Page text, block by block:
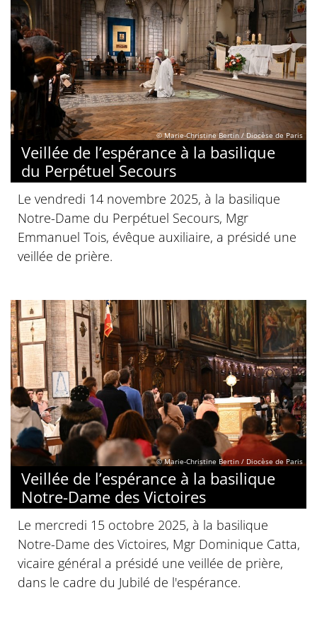
© Marie-Christine Bertin / Diocèse de Paris
Veillée de l’espérance à la basilique
du Perpétuel Secours
Le vendredi 14 novembre 2025, à la basilique
Notre-Dame du Perpétuel Secours, Mgr
Emmanuel Tois, évêque auxiliaire, a présidé une
veillée de prière.
© Marie-Christine Bertin / Diocèse de Paris
Veillée de l’espérance à la basilique
Notre-Dame des Victoires
Le mercredi 15 octobre 2025, à la basilique
Notre-Dame des Victoires, Mgr Dominique Catta,
vicaire général a présidé une veillée de prière,
dans le cadre du Jubilé de l'espérance.